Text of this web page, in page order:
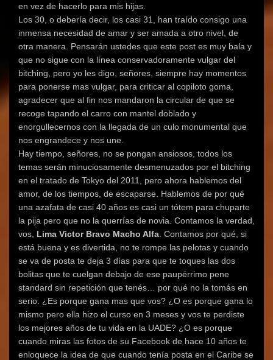
en vez de hacerlo para mis hijas.
Los 30, o debería decir, los casi 31, han traído consigo una
inmensa necesidad de amar y ser amada a otro nivel, de
otra manera. Pensarán ustedes que este post es muy bala y
que no sigue con la línea conservadoramente vulgar del
bitching, pero yo les digo, señores, siempre hay momentos
para ponerse mas vulgar, para criticar al copiloto goma,
agradecer que al fin nos mandaron la circular de que se
recoge tapando el carro con mantel doblado y
enorgullecernos con la llegada de un culo monumental que
nos engrandece y nos une.
Hay tiempo, señores, no se pongan ansiosos, todos los
temas serán minuciosamente desmenuzados por el bitching
en el tratado de Tokyo del 2011, pero ahora hablemos del
amor, de los tiempos, de escaparse. Hablemos de por qué
una azafata de casi 40 años es casi un tótem para chuparte
la pija pero que no la querrías de novia. Contamos la verdad,
vos, Lima Victor Bravo Macho Alfa . Contamos por qué, si
está buena y es divertida, no te rompe las pelotas y cuando
se va de posta te deja 3 días para que te toques las dos
bolitas que te cuelgan debajo de ese paupérrimo pene
standard sin repetición que tenés… por qué no la tomás en
serio. ¿Es porque gana mas que vos? ¿O es porque gana lo
mismo pero ella hizo el curso en 3 meses y vos te perdiste
los mejores años de tu vida en la UADE? ¿O es porque
cuando miras las fotos de su Facebook de hace 10 años te
enloquece la idea de que cuando tenía posta en el Caribe se